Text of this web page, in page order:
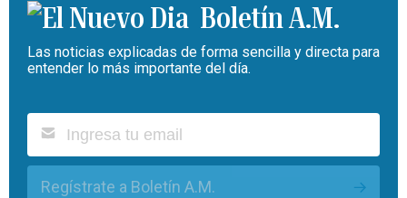
Boletín A.M.
Las noticias explicadas de forma sencilla y directa para
entender lo más importante del día.
Regístrate a Boletín A.M.